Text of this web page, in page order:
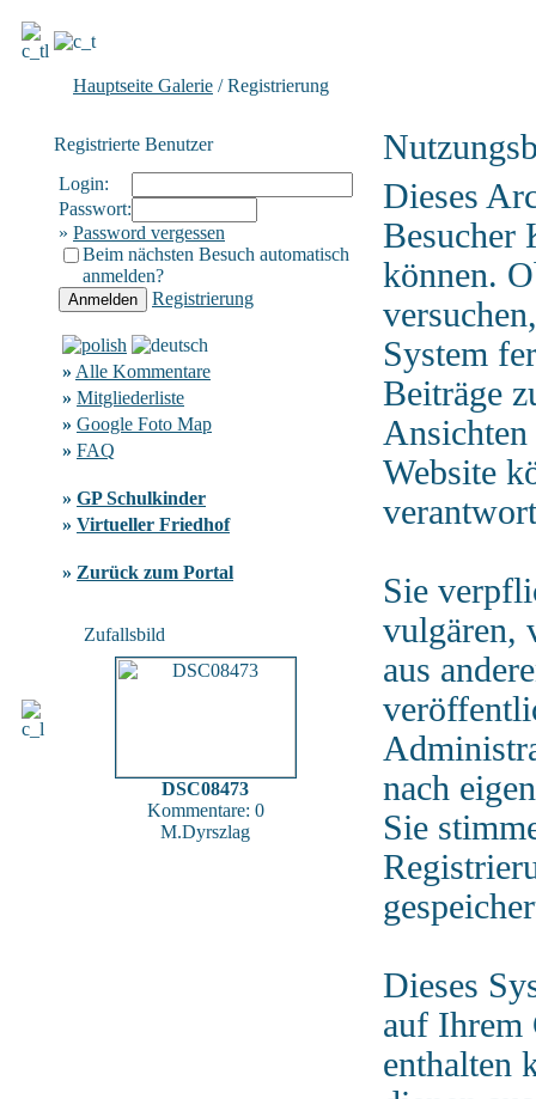
Hauptseite Galerie / Registrierung
Registrierte Benutzer
Login:
Passwort:
» Password vergessen
Beim nächsten Besuch automatisch
anmelden?
Registrierung
» Alle Kommentare
» Mitgliederliste
» Google Foto Map
» FAQ
» GP Schulkinder
» Virtueller Friedhof
» Zurück zum Portal
Zufallsbild
DSC08473
Kommentare: 0
M.Dyrszlag
Dieses
Besucher
können.
System
Beiträge
Website
Sie
vulgären,
aus
nach
Sie
Dieses
auf Ihrem
enthalten